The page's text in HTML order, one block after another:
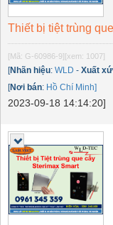
Thiết bị tiệt trùng
[Mã: G-60986-9] [xem: 1007]
[Nhãn hiệu: WLD - Xuất xứ
[Nơi bán: Hồ Chí Minh]
2023-09-18 14:14:20]